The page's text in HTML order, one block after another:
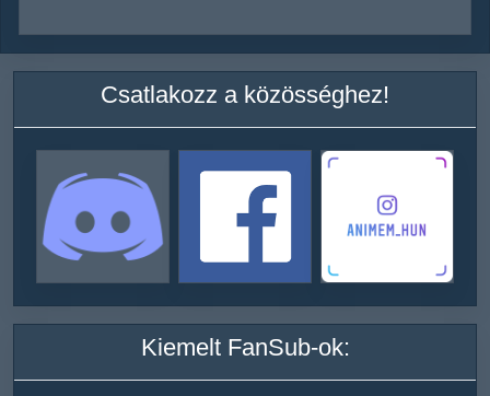
Csatlakozz a közösséghez!
Kiemelt FanSub-ok: